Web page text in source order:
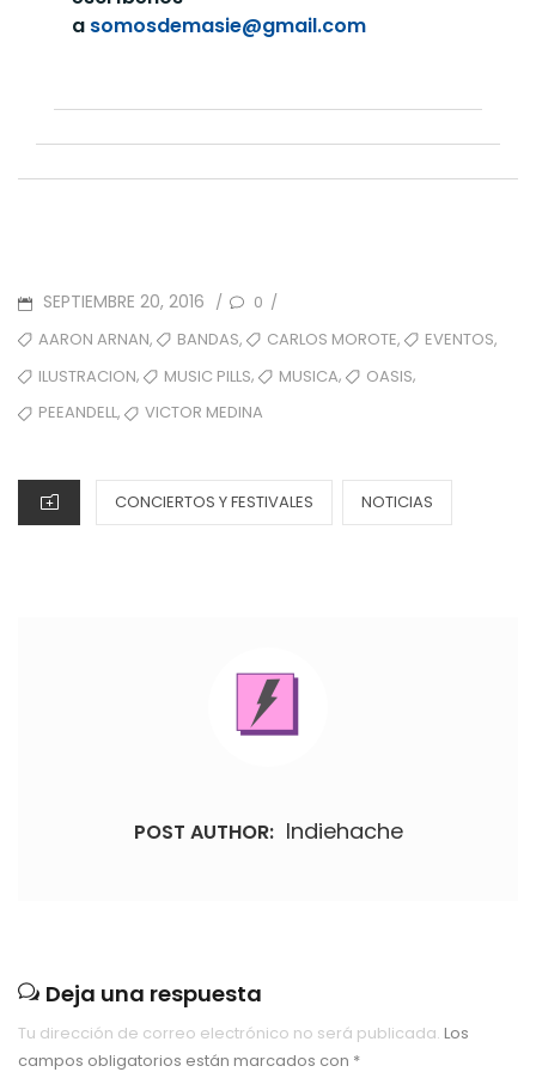
a somosdemasie@gmail.com
POSTED
ON
SEPTIEMBRE 20, 2016 / 0 /
TAGSAARON ARNAN, BANDAS, CARLOS MOROTE, EVENTOS,
ILUSTRACION, MUSIC PILLS, MUSICA, OASIS,
PEEANDELL, VICTOR MEDINA
CATEGORIES
CONCIERTOS Y FESTIVALES NOTICIAS
POST AUTHOR: Indiehache
Deja una respuesta
Tu dirección de correo electrónico no será publicada. Los
campos obligatorios están marcados con *